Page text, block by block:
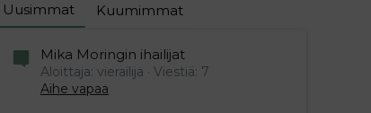
Uusimmat Kuumimmat
Mika Moringin ihailijat
Aloittaja: vierailija
Viestiä: 7
Aihe vapaa